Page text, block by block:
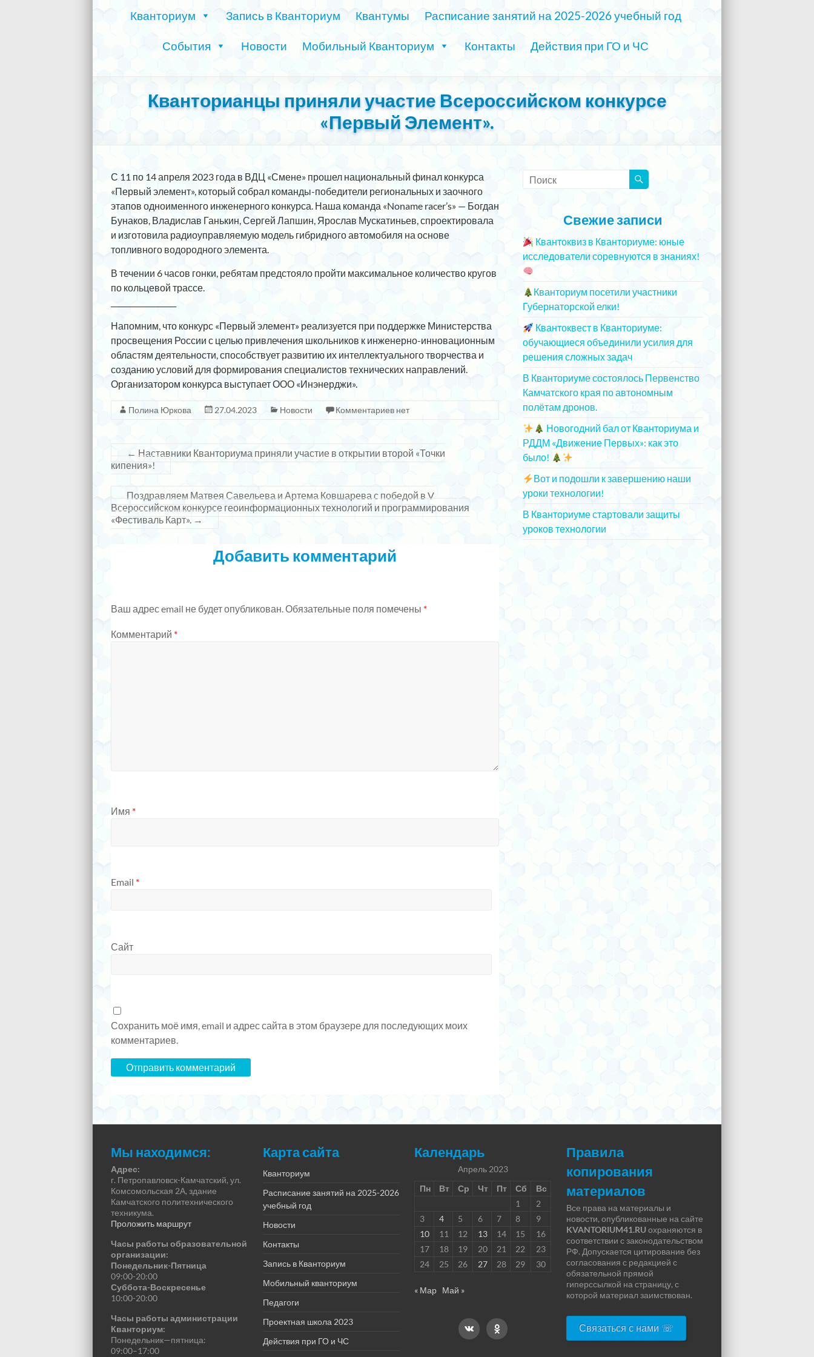
Кванториум Запись в Кванториум Квантумы Расписание занятий на 2025-2026 учебный год
События Новости Мобильный Кванториум Контакты Действия при ГО и ЧС
Кванторианцы приняли участие Всероссийском конкурсе
«Первый Элемент».
С 11 по 14 апреля 2023 года в ВДЦ «Смене» прошел национальный финал конкурса
«Первый элемент», который собрал команды-победители региональных и заочного
этапов одноименного инженерного конкурса. Наша команда «Noname racer’s» — Богдан
Бунаков, Владислав Ганькин, Сергей Лапшин, Ярослав Мускатиньев, спроектировала
и изготовила радиоуправляемую модель гибридного автомобиля на основе
топливного водородного элемента.
В течении 6 часов гонки, ребятам предстояло пройти максимальное количество кругов
по кольцевой трассе.
Напомним, что конкурс «Первый элемент» реализуется при поддержке Министерства
просвещения России с целью привлечения школьников к инженерно-инновационным
областям деятельности, способствует развитию их интеллектуального творчества и
созданию условий для формирования специалистов технических направлений.
Организатором конкурса выступает ООО «Инэнерджи».
Полина Юркова 27.04.2023 Новости Комментариев нет
← Наставники Кванториума приняли участие в открытии второй «Точки
кипения»!
Поздравляем Матвея Савельева и Артема Ковшарева с победой в V
Всероссийском конкурсе геоинформационных технологий и программирования
«Фестиваль Карт». →
Добавить комментарий
Ваш адрес email не будет опубликован.Обязательные поля помечены *
Комментарий *
Имя *
Email *
Сайт
Сохранить моё имя, email и адрес сайта в этом браузере для последующих моих
комментариев.
Свежие записи
Квантоквиз в Кванториуме: юные
исследователи соревнуются в знаниях!
Кванториум посетили участники
Губернаторской елки!
Квантоквест в Кванториуме:
обучающиеся объединили усилия для
решения сложных задач
В Кванториуме состоялось Первенство
Камчатского края по автономным
полётам дронов.
Новогодний бал от Кванториума и
РДДМ «Движение Первых»: как это
было!
Вот и подошли к завершению наши
уроки технологии!
В Кванториуме стартовали защиты
уроков технологии
Мы находимся:
Адрес:
г. Петропавловск-Камчатский, ул.
Комсомольская 2А, здание
Камчатского политехнического
техникума.
Проложить маршрут
Часы работы образовательной
организации:
Понедельник-Пятница
09:00-20:00
Суббота-Воскресенье
10:00-20:00
Часы работы администрации
Кванториум:
Понедельник—пятница:
09:00–17:00
Карта сайта
Кванториум
Расписание занятий на 2025-2026
учебный год
Новости
Контакты
Запись в Кванториум
Мобильный кванториум
Педагоги
Проектная школа 2023
Действия при ГО и ЧС
Календарь
Апрель 2023
Пн
Вт Ср Чт Пт Сб
Вс
1
2
3
4 5 6 7 8
9
10
11 12 13 14 15
16
17
18 19 20 21 22
23
24
25 26 27 28 29 30
« Мар Май »
Правила
копирования
материалов
Все права на материалы и
новости, опубликованные на сайте
KVANTORIUM41.RUохраняются в
соответствии с законодательством
РФ. Допускается цитирование без
согласования с редакцией с
обязательной прямой
гиперссылкой на страницу, с
которой материал заимствован.
Связаться с нами ☏